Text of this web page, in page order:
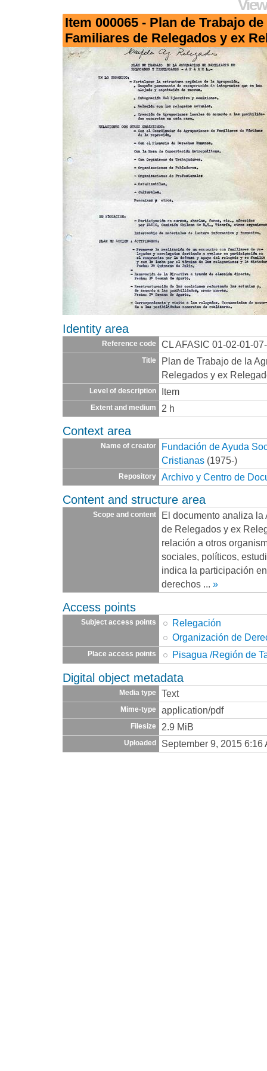
Item 000065 - Plan de Trabajo
Familiares de Relegados y ex
Identity area
Reference code CL AFASIC 01-02-01-
Title
Plan de Trabajo de la
Relegados y ex
Level of description Item
Extent and medium 2 h
Context area
Name of creator
Fundación de Ayuda
Cristianas (1975-)
Repository Archivo y Centro de
Content and structure area
Scope and content
El documento analiza
de Relegados y ex
relación a otros
sociales, políticos,
indica la participación
derechos ... »
Access points
Subject access points
Relegación
Organización de
Place access points Pisagua /Región de
Digital object metadata
Media type Text
Mime-type application/pdf
Filesize 2.9 MiB
Uploaded September 9, 2015 6:16